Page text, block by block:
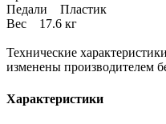
Педали Пластик
Вес 17.6 кг
Технические
изменены производителем
Характеристики